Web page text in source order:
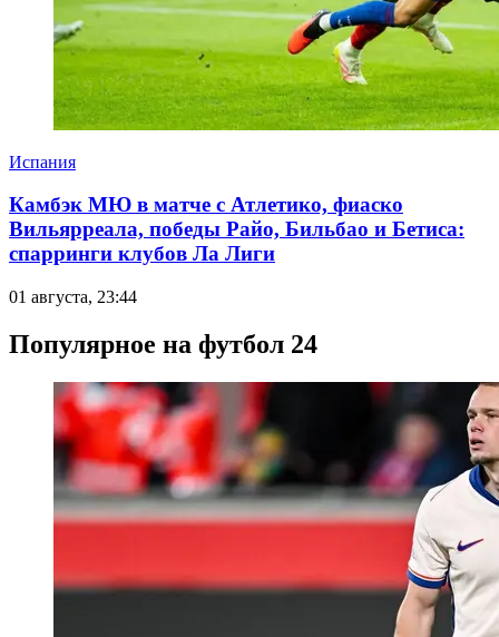
Испания
Камбэк МЮ в матче с Атлетико, фиаско
Вильярреала, победы Райо, Бильбао и Бетиса:
спарринги клубов Ла Лиги
01 августа, 23:44
Популярное на футбол 24